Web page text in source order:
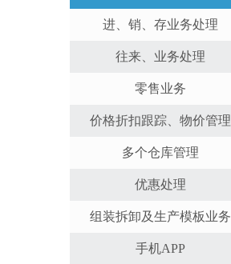
进、销、存业务处理
往来、业务处理
零售业务
价格折扣跟踪、物价管理
多个仓库管理
优惠处理
组装拆卸及生产模板业务
手机APP